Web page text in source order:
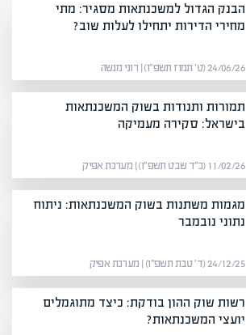
הבנק הגדול למשכנתאות מסגיר: מתי
מחירי הדירות יתחילו לעלות שוב?
24/06/26 (ט׳ תמוז תשפ״ו) | רוני מנשה
תמורות ותנודות בשוק המשכנתאות
בישראל: סקירה מעמיקה
11/02/26 (כ״ד שבט תשפ״ו) | מערכת אפיק
מגמות משתנות בשוק המשכנתאות: ניתוח
נתוני נובמבר
24/12/25 (ד׳ טבת תשפ״ו) | מערכת אפיק
רשות שוק ההון בודקת: כיצד מתוגמלים
יועצי המשכנתאות?